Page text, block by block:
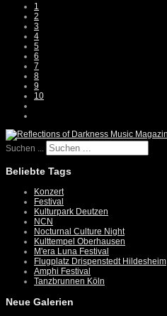
1
2
3
4
5
6
7
8
9
10
Suchen ...
Beliebte Tags
Konzert
Festival
Kulturpark Deutzen
NCN
Nocturnal Culture Night
Kulttempel Oberhausen
M'era Luna Festival
Flugplatz Drispenstedt Hildesheim
Amphi Festival
Tanzbrunnen Köln
Neue Galerien